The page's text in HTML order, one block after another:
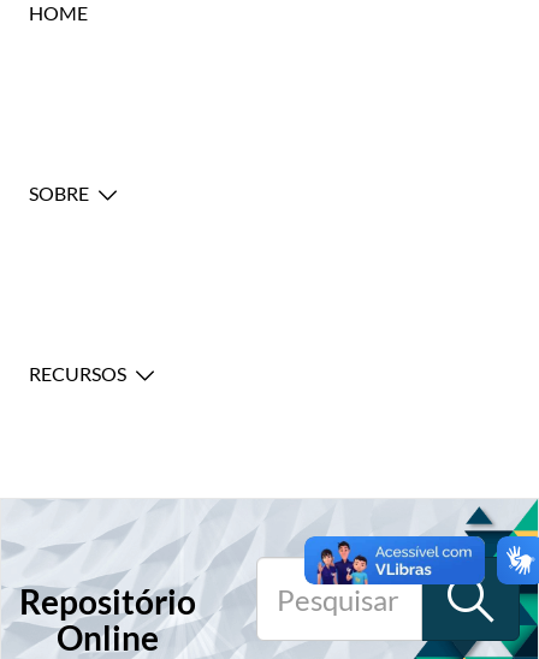
HOME
SOBRE
RECURSOS
Repositório
Online